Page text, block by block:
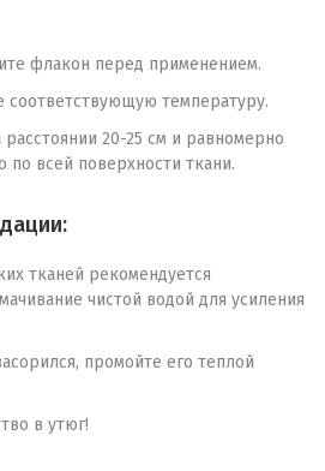
флакон перед применением.
соответствующую температуру.
20-25 см и равномерно
по всей поверхности ткани.
тканей рекомендуется
чистой водой для усиления
промойте его теплой
в утюг!